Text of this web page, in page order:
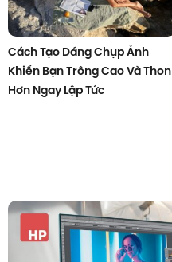
Cách Tạo Dáng Chụp Ảnh
Khiến Bạn Trông Cao Và Thon
Hơn Ngay Lập Tức